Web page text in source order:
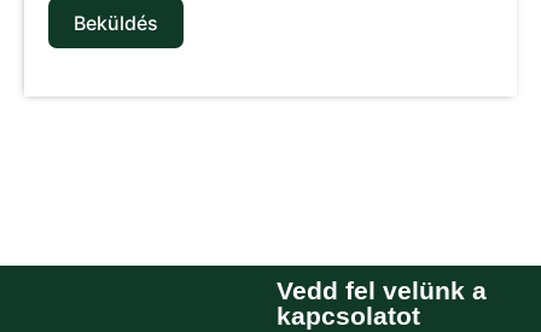
Beküldés
Vedd fel velünk a
kapcsolatot